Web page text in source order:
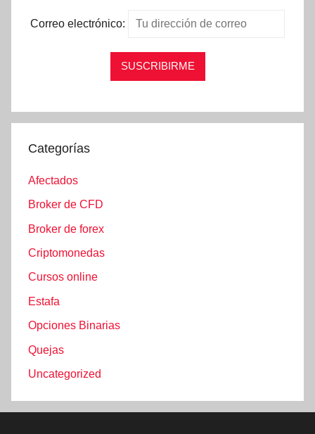
Correo electrónico:
Categorías
Afectados
Broker de CFD
Broker de forex
Criptomonedas
Cursos online
Estafa
Opciones Binarias
Quejas
Uncategorized